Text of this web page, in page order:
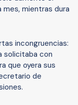
mientras dura
incongruencias:
solicitaba con
que oyera sus
de